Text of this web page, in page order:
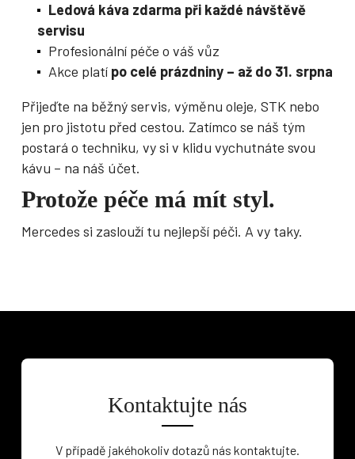
Ledová káva zdarma při každé návštěvě
servisu
Profesionální péče o váš vůz
Akce platí po celé prázdniny – až do 31. srpna
Přijeďte na běžný servis, výměnu oleje, STK nebo
jen pro jistotu před cestou. Zatímco se náš tým
postará o techniku, vy si v klidu vychutnáte svou
kávu – na náš účet.
Protože péče má mít styl.
Mercedes si zaslouží tu nejlepší péči. A vy taky.
Kontaktujte nás
V případě jakéhokoliv dotazů nás kontaktujte.